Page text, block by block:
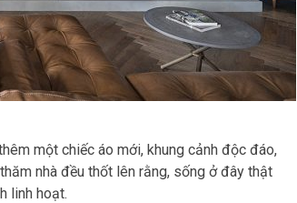
một chiếc áo mới, khung cảnh độc đáo,
nhà đều thốt lên rằng, sống ở đây thật
linh hoạt.